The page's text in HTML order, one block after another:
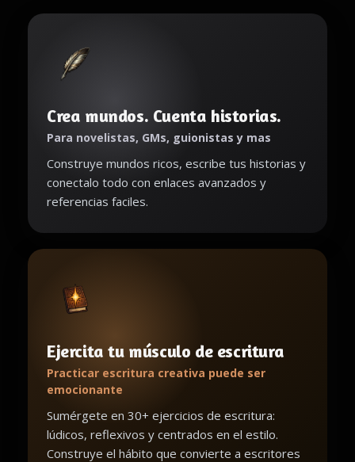
Crea mundos. Cuenta historias.
Para novelistas, GMs, guionistas y mas
Construye mundos ricos, escribe tus historias y
conectalo todo con enlaces avanzados y
referencias faciles.
Ejercita tu músculo de escritura
Practicar escritura creativa puede ser
emocionante
Sumérgete en 30+ ejercicios de escritura:
lúdicos, reflexivos y centrados en el estilo.
Construye el hábito que convierte a escritores